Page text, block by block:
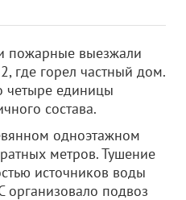
пожарные выезжали
где горел частный дом.
четыре единицы
состава.
одноэтажном
метров. Тушение
источников воды
подвоз